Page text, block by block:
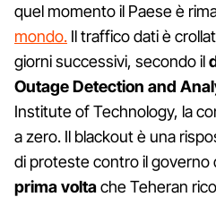
quel momento il Paese è
mondo. Il traffico dati è
giorni successivi, secondo il
Outage Detection and
Institute of Technology, la
a zero. Il blackout è una
di proteste contro il governo
prima voltache Teheran